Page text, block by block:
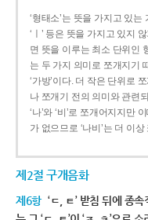
‘형태소’는 뜻을 가지고 있는
‘ㅣ’ 등은 뜻을 가지고 있지
면 뜻을 이루는 최소 단위인
는 두 가지 의미로 쪼개지기
‘가방’이다. 더 작은 단위로
나 쪼개기 전의 의미와 관련
‘나’와 ‘비’로 쪼개어지지만
가 없으므로 ‘나비’는 더 이
제2절 구개음화
제6항 ‘ㄷ, ㅌ’ 받침 뒤에 종속